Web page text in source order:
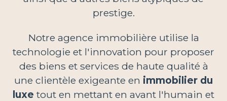
prestige.
Notre agence immobilière utilise la
technologie et l'innovation pour proposer
des biens et services de haute qualité à
une clientèle exigeante en immobilier du
luxe tout en mettant en avant l'humain et